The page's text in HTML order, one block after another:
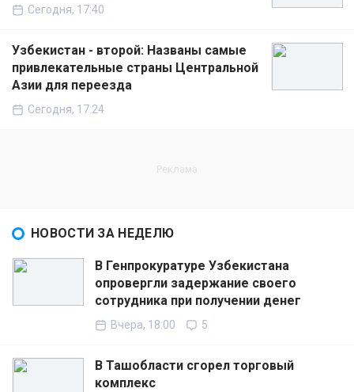
Сегодня, 17:40
Узбекистан - второй: Названы самые
привлекательные страны Центральной
Азии для переезда
Сегодня, 17:24
НОВОСТИ ЗА НЕДЕЛЮ
В Генпрокуратуре Узбекистана
опровергли задержание своего
сотрудника при получении денег
Вчера, 18:00 5
В Ташобласти сгорел торговый
комплекс